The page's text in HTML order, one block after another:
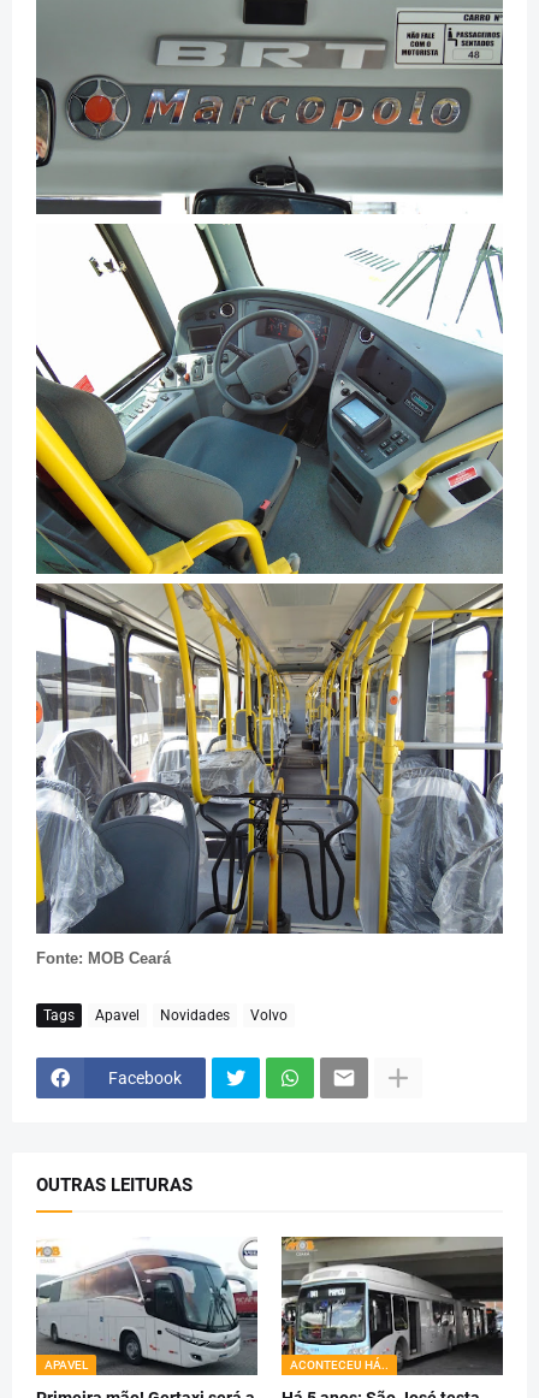
Fonte: MOB Ceará
Tags Apavel Novidades Volvo
Facebook
OUTRAS LEITURAS
APAVEL ACONTECEU HÁ..